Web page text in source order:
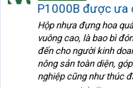
P1000B được ưa
Hộp nhựa đựng hoa
vuông cao, là bao bì
đến cho người kinh
nông sản toàn diện,
nghiệp cũng như thúc